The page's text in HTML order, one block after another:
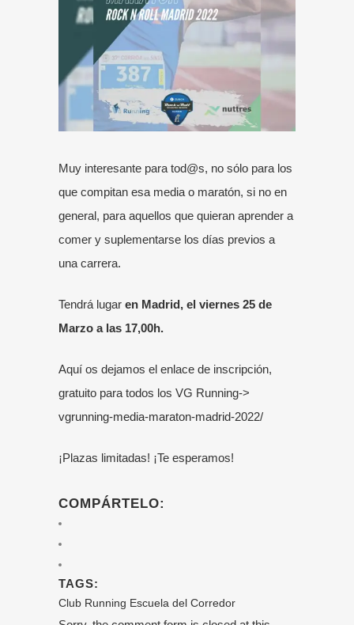
Muy interesante para tod@s, no sólo para los
que compitan esa media o maratón, si no en
general, para aquellos que quieran aprender a
comer y suplementarse los días previos a
una carrera.
Tendrá lugar en Madrid, el viernes 25 de
Marzo a las 17,00h.
Aquí os dejamos el enlace de inscripción,
gratuito para todos los VG Running->
vgrunning-media-maraton-madrid-2022/
¡Plazas limitadas! ¡Te esperamos!
COMPÁRTELO:
TAGS:
Club Running Escuela del Corredor